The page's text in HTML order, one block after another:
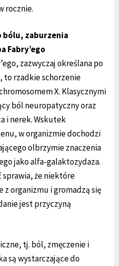
rocznie.
bólu, zaburzenia
Fabry’ego
zazwyczaj określana po
to rzadkie schorzenie
X. Klasycznymi
ból neuropatyczny oraz
i nerek. Wskutek
w organizmie dochodzi
olbrzymie znaczenia
jako alfa-galaktozydaza.
że niektóre
z organizmu i gromadzą się
jest przyczyną
tj. ból, zmęczenie i
są wystarczające do